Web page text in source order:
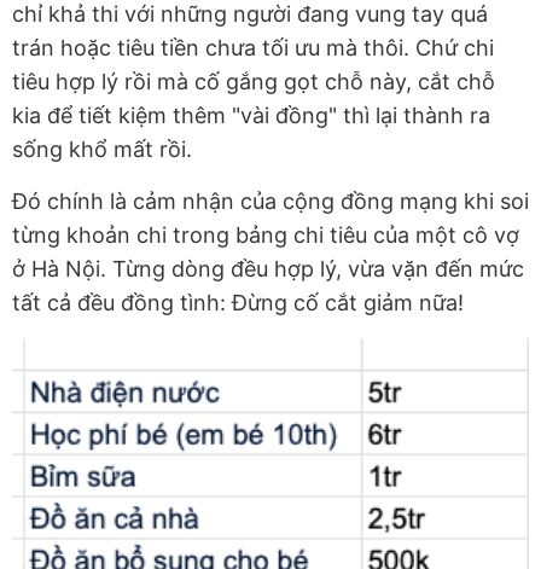
chỉ khả thi với những người đang vung tay quá
trán hoặc tiêu tiền chưa tối ưu mà thôi. Chứ chi
tiêu hợp lý rồi mà cố gắng gọt chỗ này, cắt chỗ
kia để tiết kiệm thêm "vài đồng" thì lại thành ra
sống khổ mất rồi.
Đó chính là cảm nhận của cộng đồng mạng khi soi
từng khoản chi trong bảng chi tiêu của một cô vợ
ở Hà Nội. Từng dòng đều hợp lý, vừa vặn đến mức
tất cả đều đồng tình: Đừng cố cắt giảm nữa!